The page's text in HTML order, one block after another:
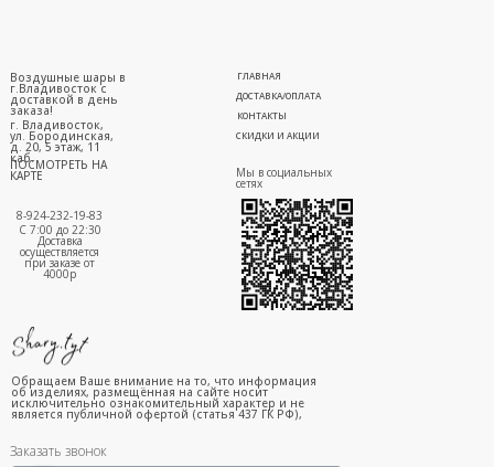
г. Владивосток,
ул. Бородинская,
д. 20, 5 этаж, 11
каб.
ПОСМОТРЕТЬ НА
КАРТЕ
ГЛАВНАЯ
ДОСТАВКА/ОПЛАТА
СКИДКИ И АКЦИИ
КОНТАКТЫ
8-924-232-19-83
С 7:00 до 22:30
Доставка
осуществляется
при заказе от
4000р
Воздушные шары в
г.Владивосток с
доставкой в день
заказа!
Мы в социальных
сетях
Заказать звонок
Обращаем Ваше внимание на то, что информация
об изделиях, размещённая на сайте носит
исключительно ознакомительный характер и не
является публичной офертой (статья 437 ГК РФ),